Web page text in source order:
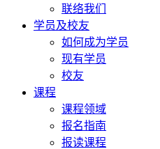
联络我们
学员及校友
如何成为学员
现有学员
校友
课程
课程领域
报名指南
报读课程